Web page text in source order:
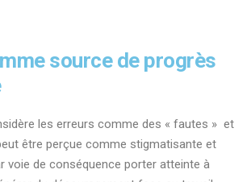
source de progrès
les erreurs comme des « fautes » et
être perçue comme stigmatisante et
voie de conséquence porter atteinte à